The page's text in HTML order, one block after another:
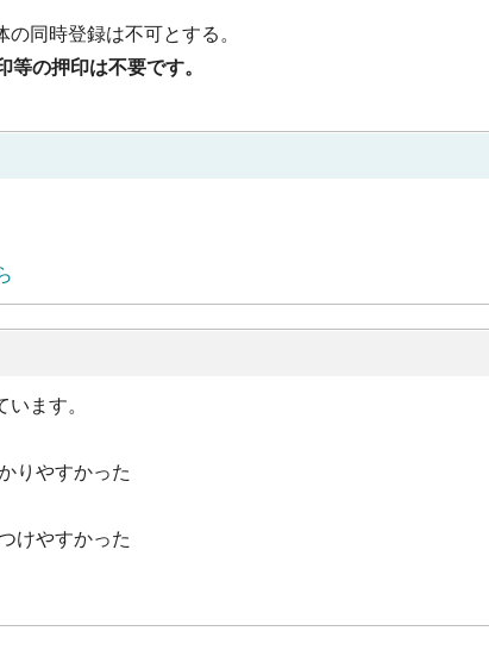
同時登録は不可とする。
の押印は不要です。
ます。
りやすかった
けやすかった